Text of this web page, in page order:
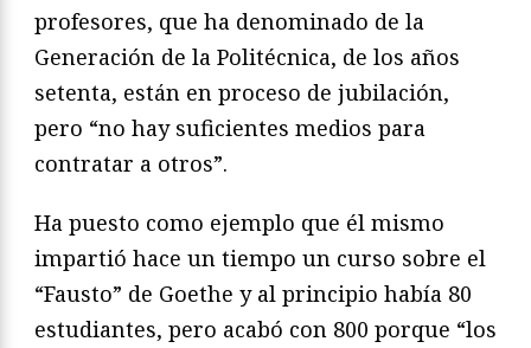
profesores, que ha denominado de la
Generación de la Politécnica, de los años
setenta, están en proceso de jubilación,
pero “no hay suficientes medios para
contratar a otros”.
Ha puesto como ejemplo que él mismo
impartió hace un tiempo un curso sobre el
“Fausto” de Goethe y al principio había 80
estudiantes, pero acabó con 800 porque “los